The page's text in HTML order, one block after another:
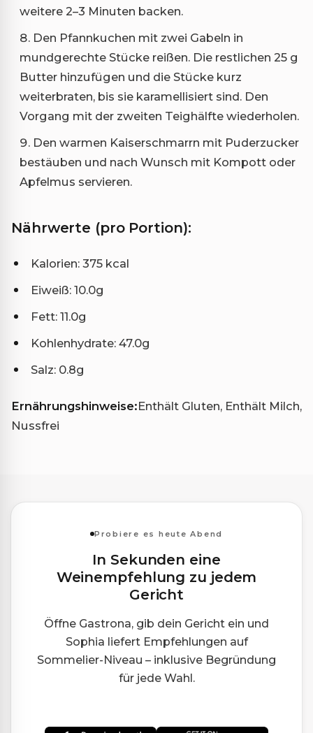
weitere 2–3 Minuten backen.
Den Pfannkuchen mit zwei Gabeln in
mundgerechte Stücke reißen. Die restlichen 25 g
Butter hinzufügen und die Stücke kurz
weiterbraten, bis sie karamellisiert sind. Den
Vorgang mit der zweiten Teighälfte wiederholen.
Den warmen Kaiserschmarrn mit Puderzucker
bestäuben und nach Wunsch mit Kompott oder
Apfelmus servieren.
Nährwerte (pro Portion):
Kalorien: 375 kcal
Eiweiß: 10.0g
Fett: 11.0g
Kohlenhydrate: 47.0g
Salz: 0.8g
Ernährungshinweise:Enthält Gluten, Enthält Milch,
Nussfrei
Probiere es heute Abend
In Sekunden eine
Weinempfehlung zu jedem
Gericht
Öffne Gastrona, gib dein Gericht ein und
Sophia liefert Empfehlungen auf
Sommelier-Niveau – inklusive Begründung
für jede Wahl.